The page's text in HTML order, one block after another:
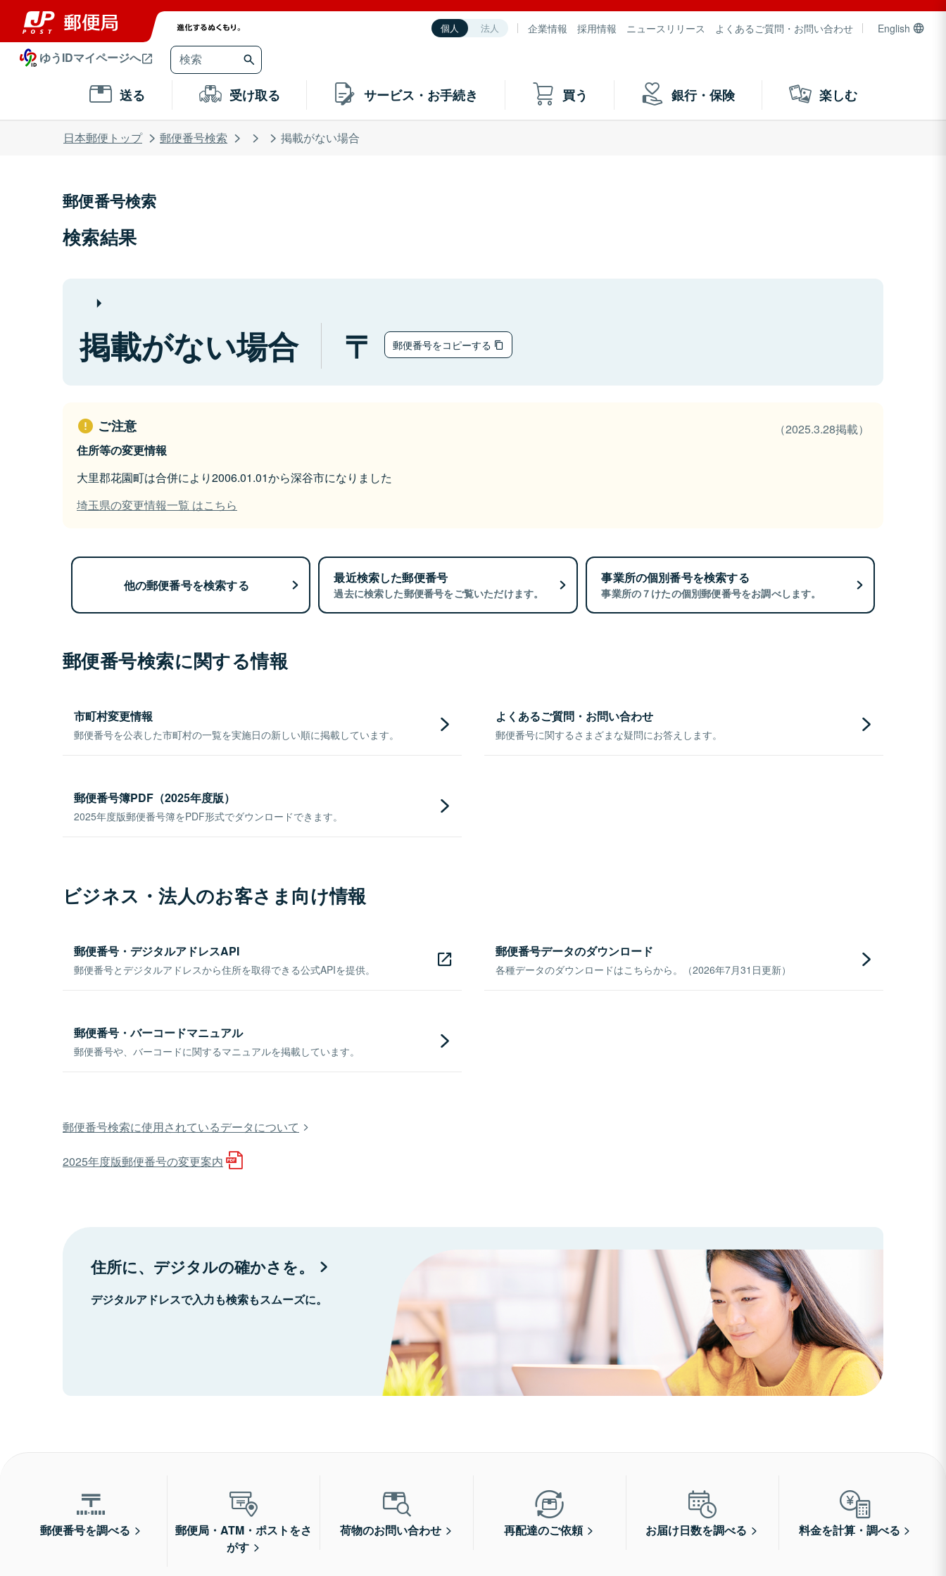
個人 法人 企業情報 採用情報 ニュースリリース よくあるご質問・お問い合わせ English
ゆうIDマイページへ
送る 受け取る サービス・お手続き 買う 銀行・保険 楽しむ
日本郵便トップ 郵便番号検索 掲載がない場合
郵便番号検索
検索結果
掲載がない場合 郵便番号をコピーする
ご注意
（2025.3.28掲載）
住所等の変更情報
大里郡花園町は合併により2006.01.01から深谷市になりました
埼玉県の変更情報一覧 はこちら
他の郵便番号を検索する 最近検索した郵便番号
過去に検索した郵便番号をご覧いただけます。
事業所の個別番号を検索する
事業所の７けたの個別郵便番号をお調べします。
郵便番号検索に関する情報
市町村変更情報
郵便番号を公表した市町村の一覧を実施日の新しい順に掲載しています。
よくあるご質問・お問い合わせ
郵便番号に関するさまざまな疑問にお答えします。
郵便番号簿PDF（2025年度版）
2025年度版郵便番号簿をPDF形式でダウンロードできます。
ビジネス・法人のお客さま向け情報
郵便番号・デジタルアドレスAPI
郵便番号とデジタルアドレスから住所を取得できる公式APIを提供。
郵便番号データのダウンロード
各種データのダウンロードはこちらから。（2026年7月31日更新）
郵便番号・バーコードマニュアル
郵便番号や、バーコードに関するマニュアルを掲載しています。
郵便番号検索に使用されているデータについて
2025年度版郵便番号の変更案内
住所に、デジタルの確かさを。
デジタルアドレスで入力も検索もスムーズに。
郵便番号を調べる
郵便局・ATM・ポストをさ
がす
荷物のお問い合わせ 再配達のご依頼 お届け日数を調べる 料金を計算・調べる